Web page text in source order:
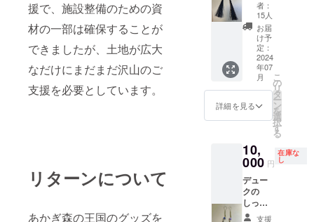
援で、施設整備のための資
材の一部は確保することが
できましたが、土地が広大
なだけにまだまだ沢山のご
支援を必要としています。
リターンについて
あかぎ森の王国のグッズを
１回)
限は80kg以下。
ホル
ダーを
お送り
致しま
す。
者：
15人
お届
け予
定：
2024
年07
月
詳細を見る
こ
の
リ
タ
ー
ン
を
選
択
す
る
10,
000 円
在庫な
し
デュー
クの
しっぽ
のお守
支援